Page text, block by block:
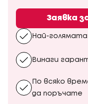
Заявка
Най-
Винаги
По всяко
да поръчате